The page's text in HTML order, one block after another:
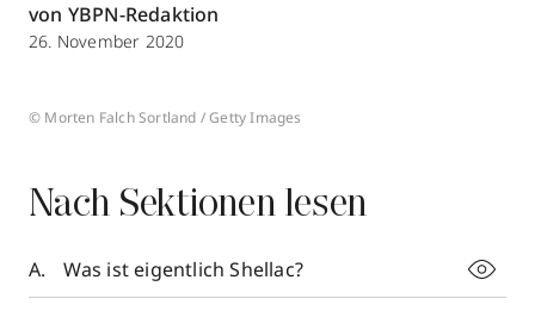
von YBPN-Redaktion
26. November 2020
© Morten Falch Sortland / Getty Images
Nach Sektionen lesen
Was ist eigentlich Shellac?